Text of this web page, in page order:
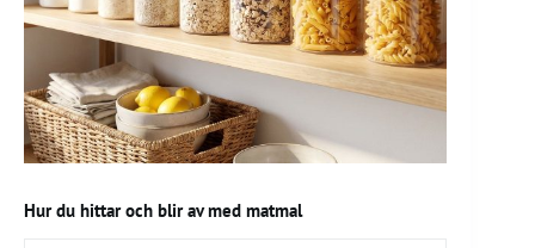
Hur du hittar och blir av med matmal